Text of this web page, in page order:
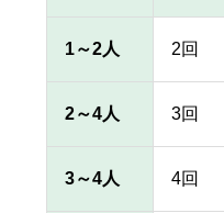
1～2人 2回
2～4人 3回
3～4人 4回